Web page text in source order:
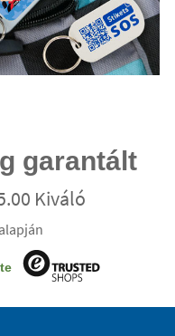
garantált
Kiváló